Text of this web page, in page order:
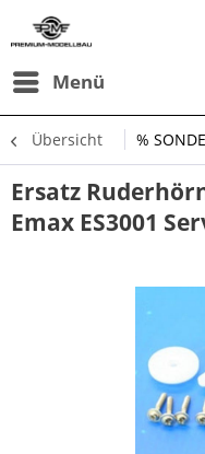
Menü
Übersicht %
Ersatz
Emax ES3001